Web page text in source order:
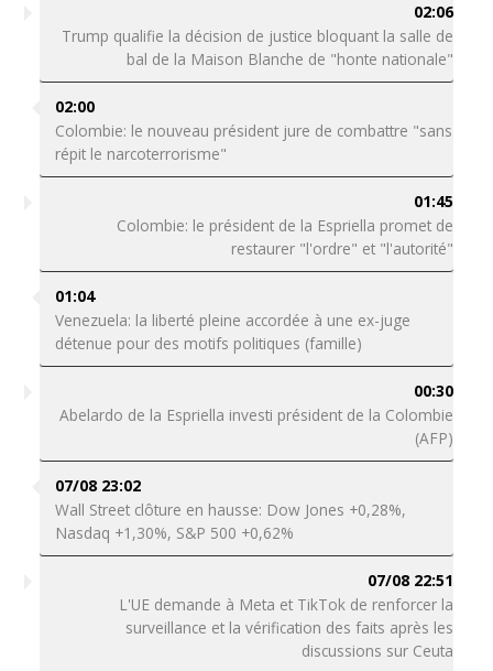
02:06
Trump qualifie la décision de justice bloquant la salle de
bal de la Maison Blanche de "honte nationale"
02:00
Colombie: le nouveau président jure de combattre "sans
répit le narcoterrorisme"
01:45
Colombie: le président de la Espriella promet de
restaurer "l'ordre" et "l'autorité"
01:04
Venezuela: la liberté pleine accordée à une ex-juge
détenue pour des motifs politiques (famille)
00:30
Abelardo de la Espriella investi président de la Colombie
(AFP)
07/08 23:02
Wall Street clôture en hausse: Dow Jones +0,28%,
Nasdaq +1,30%, S&P 500 +0,62%
07/08 22:51
L'UE demande à Meta et TikTok de renforcer la
surveillance et la vérification des faits après les
discussions sur Ceuta